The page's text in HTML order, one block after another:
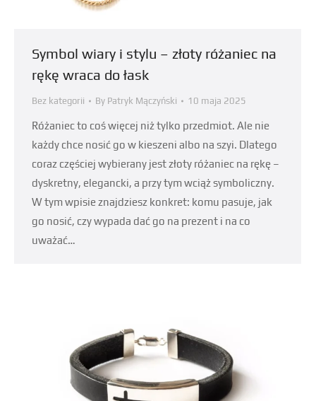
Symbol wiary i stylu – złoty różaniec na
rękę wraca do łask
Bez kategorii By Patryk Mączyński 10 maja 2025
Różaniec to coś więcej niż tylko przedmiot. Ale nie
każdy chce nosić go w kieszeni albo na szyi. Dlatego
coraz częściej wybierany jest złoty różaniec na rękę –
dyskretny, elegancki, a przy tym wciąż symboliczny.
W tym wpisie znajdziesz konkret: komu pasuje, jak
go nosić, czy wypada dać go na prezent i na co
uważać…